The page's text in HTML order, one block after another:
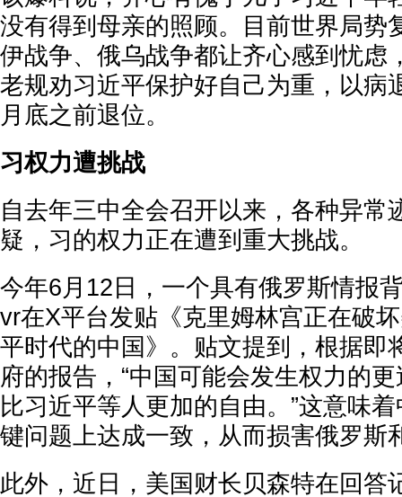
没有得到母亲的照顾。目前世界局势
伊战争、俄乌战争都让齐心感到忧虑
老规劝习近平保护好自己为重，以病
月底之前退位。
习权力遭挑战
自去年三中全会召开以来，各种异常
疑，习的权力正在遭到重大挑战。
今年6月12日，一个具有俄罗斯情报
vr在X平台发贴《克里姆林宫正在破
平时代的中国》。贴文提到，根据即
府的报告，“中国可能会发生权力的
比习近平等人更加的自由。”这意味
键问题上达成一致，从而损害俄罗斯
此外，近日，美国财长贝森特在回答